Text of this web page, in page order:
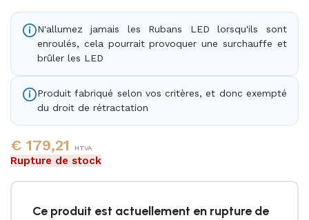
N'allumez jamais les Rubans LED lorsqu'ils sont
enroulés, cela pourrait provoquer une surchauffe et
brûler les LED
Produit fabriqué selon vos critères, et donc exempté
du droit de rétractation
€ 179,21 HTVA
Rupture de stock
Ce produit est actuellement en rupture de